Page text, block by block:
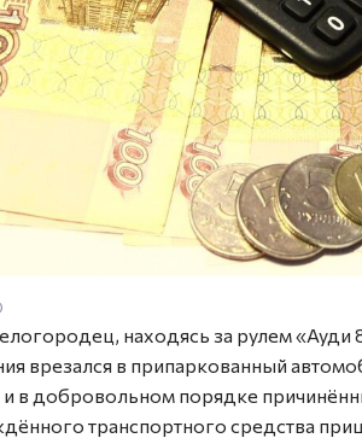
находясь за рулем
врезался в припаркованный
в добровольном порядке
транспортного средства